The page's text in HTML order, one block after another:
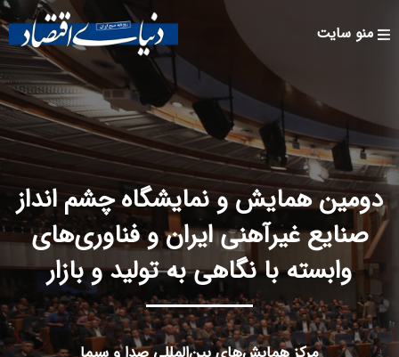
Skip to
main
content
منو سایت
دومین همایش و نمایشگاه چشم انداز
صنایع غیرآهنی ایران و فناوری‌های
وابسته با نگاهی به تولید و بازار